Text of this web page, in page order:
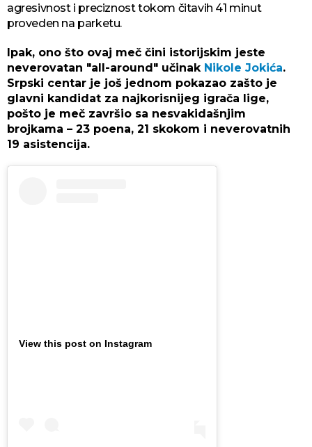
agresivnost i preciznost tokom čitavih 41 minut
proveden na parketu.
Ipak, ono što ovaj meč čini istorijskim jeste
neverovatan "all-around" učinak Nikole Jokića.
Srpski centar je još jednom pokazao zašto je
glavni kandidat za najkorisnijeg igrača lige,
pošto je meč završio sa nesvakidašnjim
brojkama – 23 poena, 21 skokom i neverovatnih
19 asistencija.
View this post on Instagram